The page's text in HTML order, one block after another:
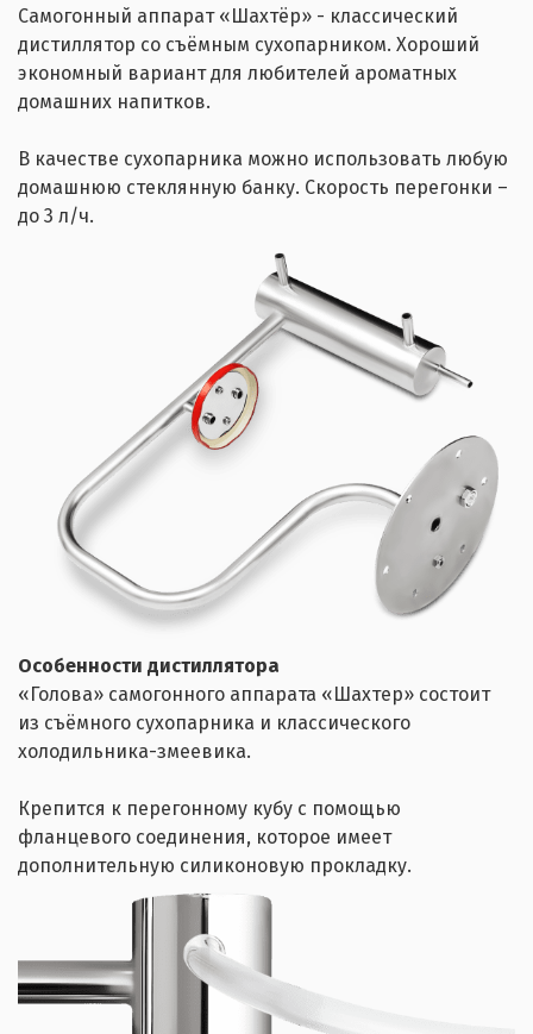
Самогонный аппарат «Шахтёр» - классический
дистиллятор со съёмным сухопарником. Хороший
экономный вариант для любителей ароматных
домашних напитков.
В качестве сухопарника можно использовать любую
домашнюю стеклянную банку. Скорость перегонки –
до 3 л/ч.
Особенности дистиллятора
«Голова» самогонного аппарата «Шахтер» состоит
из съёмного сухопарника и классического
холодильника-змеевика.
Крепится к перегонному кубу с помощью
фланцевого соединения, которое имеет
дополнительную силиконовую прокладку.